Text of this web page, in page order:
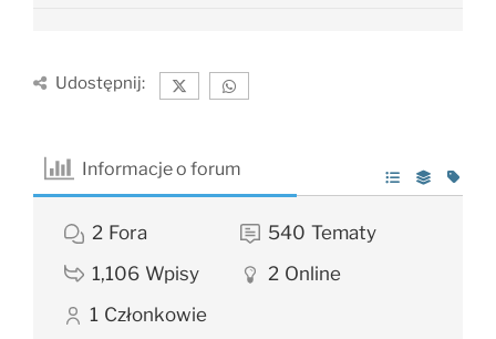
Udostępnij:
Informacje o forum
2 Fora 540 Tematy
1,106 Wpisy 2 Online
1 Członkowie